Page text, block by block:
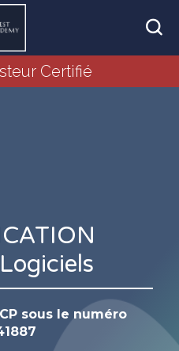
Certifié
sous le numéro